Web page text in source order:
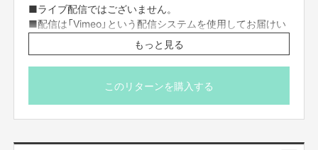
まずはその目的をお伝えしようと思います。
それは絵本「えんとつ町のプペル」を原作とした、
映画『映画 えんとつ町のプペル』（12月に全国公開）の
動員人数を一人でも多く増やすことです！！
■ライブ配信ではございません。
■配信は「Vimeo」という配信システムを使用してお届けい
たします。限定リンクをクリックするだけで動画を見るこ
とができるため、アプリのダウンロードは必要ありませ
ん。
■視聴用の限定リンクは、支援者の方にSILKHATのメッセ
■映像は公開日から1週間の間視聴可能ですす。
もっと見る
このリターンを購入する